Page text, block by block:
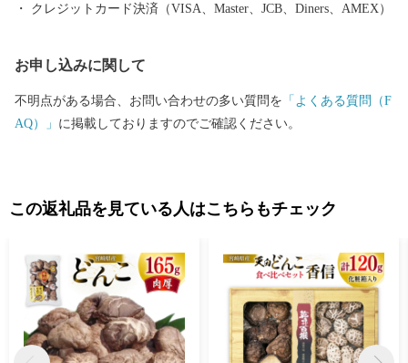
クレジットカード決済（VISA、Master、JCB、Diners、AMEX）
お申し込みに関して
不明点がある場合、お問い合わせの多い質問を 「よくある質問（F
AQ）」 に掲載しておりますのでご確認ください。
この返礼品を見ている人はこちらもチェック